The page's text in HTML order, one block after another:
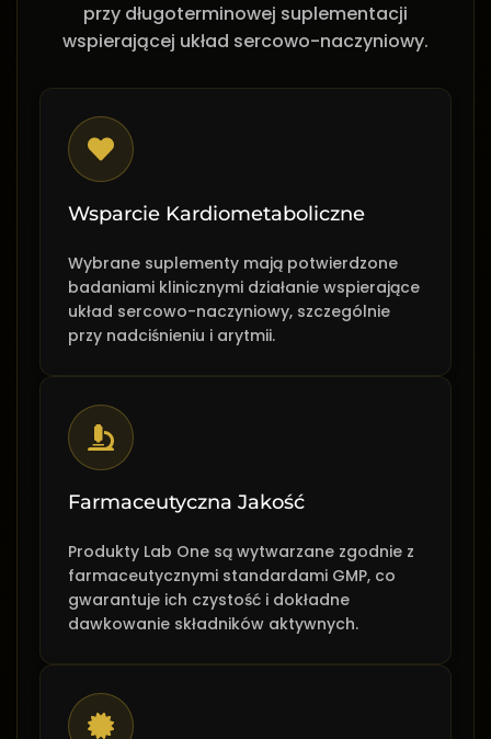
przy długoterminowej suplementacji
wspierającej układ sercowo-naczyniowy.
Wsparcie Kardiometaboliczne
Wybrane suplementy mają potwierdzone
badaniami klinicznymi działanie wspierające
układ sercowo-naczyniowy, szczególnie
przy nadciśnieniu i arytmii.
Farmaceutyczna Jakość
Produkty Lab One są wytwarzane zgodnie z
farmaceutycznymi standardami GMP, co
gwarantuje ich czystość i dokładne
dawkowanie składników aktywnych.